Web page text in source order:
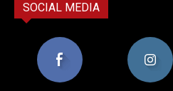
SOCIAL MEDIA